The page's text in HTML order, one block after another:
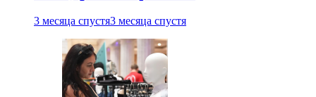
3 месяца спустя3 месяца спустя